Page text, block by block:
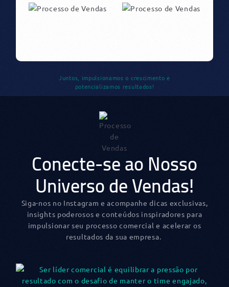
Juntos, impulsionamos o crescimento e
potencializamos resultados!
Conecte-se ao Nosso
Universo de Vendas!
Siga-nos no Instagram e acompanhe dicas exclusivas,
insights poderosos e conteúdos inspiradores para
impulsionar seu processo comercial e acelerar os
resultados da sua empresa.